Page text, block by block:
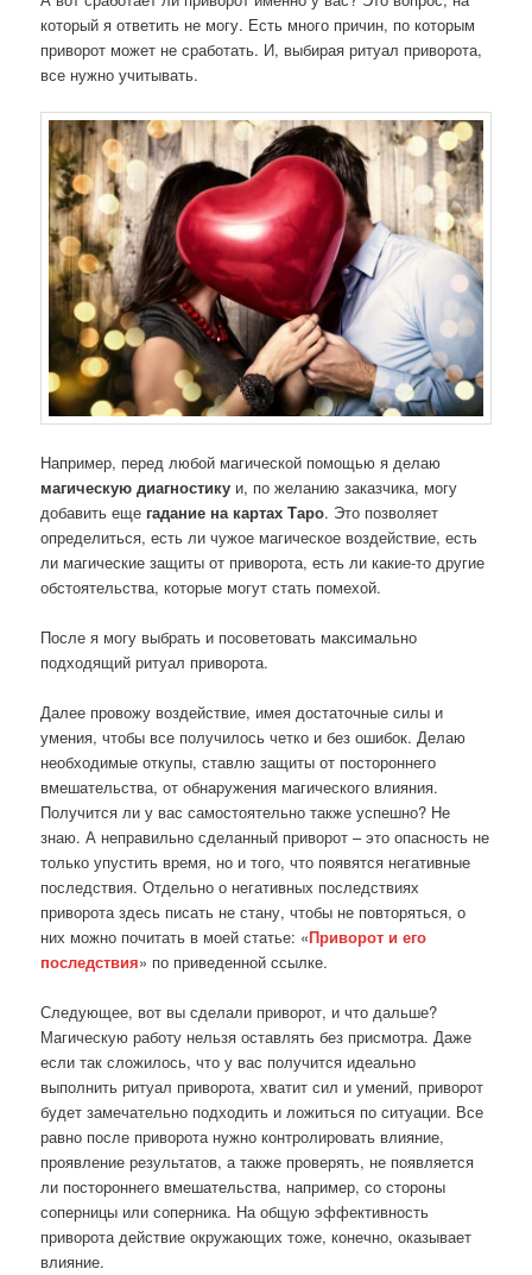
который я ответить не могу. Есть много причин, по которым
приворот может не сработать. И, выбирая ритуал приворота,
все нужно учитывать.
Например, перед любой магической помощью я делаю
магическую диагностику и, по желанию заказчика, могу
добавить еще гадание на картах Таро. Это позволяет
определиться, есть ли чужое магическое воздействие, есть
ли магические защиты от приворота, есть ли какие-то другие
обстоятельства, которые могут стать помехой.
После я могу выбрать и посоветовать максимально
подходящий ритуал приворота.
Далее провожу воздействие, имея достаточные силы и
умения, чтобы все получилось четко и без ошибок. Делаю
необходимые откупы, ставлю защиты от постороннего
вмешательства, от обнаружения магического влияния.
Получится ли у вас самостоятельно также успешно? Не
знаю. А неправильно сделанный приворот – это опасность не
только упустить время, но и того, что появятся негативные
последствия. Отдельно о негативных последствиях
приворота здесь писать не стану, чтобы не повторяться, о
них можно почитать в моей статье: «Приворот и его
последствия» по приведенной ссылке.
Следующее, вот вы сделали приворот, и что дальше?
Магическую работу нельзя оставлять без присмотра. Даже
если так сложилось, что у вас получится идеально
выполнить ритуал приворота, хватит сил и умений, приворот
будет замечательно подходить и ложиться по ситуации. Все
равно после приворота нужно контролировать влияние,
проявление результатов, а также проверять, не появляется
ли постороннего вмешательства, например, со стороны
соперницы или соперника. На общую эффективность
приворота действие окружающих тоже, конечно, оказывает
влияние.